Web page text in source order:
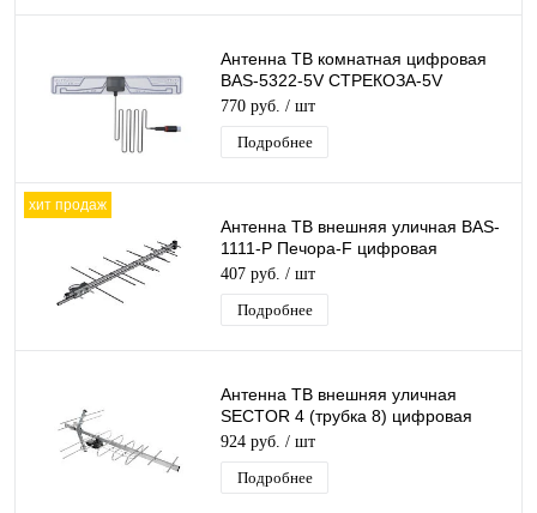
Антенна ТВ комнатная цифровая
BAS-5322-5V СТРЕКОЗА-5V
эфирная для DVB-T2 телевидения
Рэмо
770 руб. / шт
Подробнее
хит продаж
Антенна ТВ внешняя уличная BAS-
1111-Р Печора-F цифровая
эфирная для DVB-T2 телевидения
Рэмо
407 руб. / шт
Подробнее
Антенна ТВ внешняя уличная
SECTOR 4 (трубка 8) цифровая
эфирная для DVB-T2 телевидения
Electronics
924 руб. / шт
Подробнее